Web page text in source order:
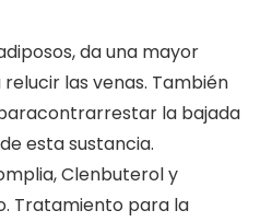
da una mayor
las venas. También
la bajada
esta sustancia.
Clenbuterol y
Tratamiento para la